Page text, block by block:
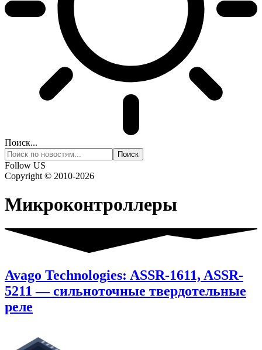
Поиск...
Follow US
Copyright © 2010-2026
Микроконтроллеры
Avago Technologies: ASSR-1611, ASSR-
5211 — сильноточные твердотельные
реле